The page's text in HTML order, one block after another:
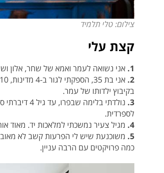
צילום: טלי תלמיד
קצת עלי
1. אני נשואה לעמר ואמא של שחר, אלון
2.
בקיבוץ ילדותו של עמר.
3.
לספרדית.
4. מגיל צעיר נמשכתי למלאכות יד. מאוד
5. משוכנעת שיש לי הפרעות קשב לא
כמה פרויקטים עם הרבה עניין.